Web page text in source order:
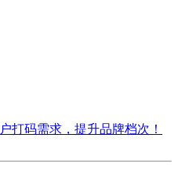
打码需求，提升品牌档次！